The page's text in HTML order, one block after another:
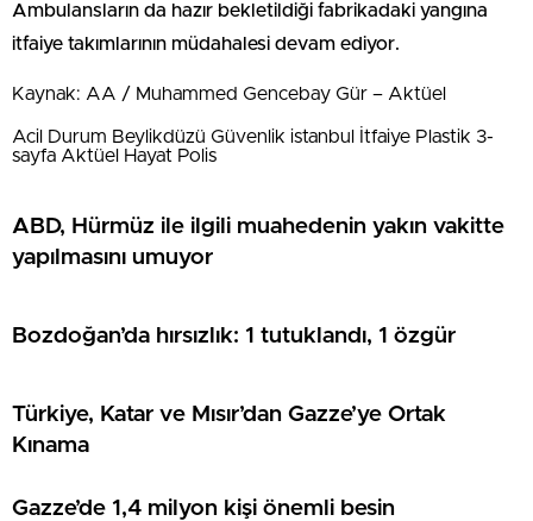
Ambulansların da hazır bekletildiği fabrikadaki yangına
itfaiye takımlarının müdahalesi devam ediyor.
Kaynak: AA / Muhammed Gencebay Gür – Aktüel
Acil Durum Beylikdüzü Güvenlik istanbul İtfaiye Plastik 3-
sayfa Aktüel Hayat Polis
ABD, Hürmüz ile ilgili muahedenin yakın vakitte
yapılmasını umuyor
Bozdoğan’da hırsızlık: 1 tutuklandı, 1 özgür
Türkiye, Katar ve Mısır’dan Gazze’ye Ortak
Kınama
Gazze’de 1,4 milyon kişi önemli besin